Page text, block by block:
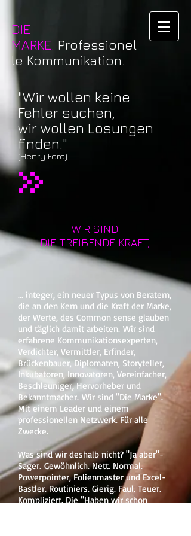
DIE
MARKE. Professionel
le Kommunikation.
"Wir wollen keine
Fehler suchen,
wir wollen Lösungen
finden."
(Henry Ford)
WIR SIND
DIE TREIBENDE KRAFT,
...
... integer, ein neuer Typus von Beratern,
die an den Kern und die Kraft der Marke,
der Werte, des Common sense glauben
und täglich damit arbeiten. Wir sind
erfahrene Kommunikationsexperten,
Verdichter, Vermittler, Erfinder,
Brückenbauer, Diplomaten, Storyteller,
Inkubatoren, Innovatoren, Vereinfacher,
Beschleuniger, Hervorheber und
Bekanntmacher. Wir sind "Die Marke".
Mit einem Leader und einem
professionellen Netzwerk. Für alle
Zwecke.
Was sind wir deshalb nicht? "Ja aber"-
Sager. Gewöhnlich. Nett. Normal.
Powerpointer, Folienmaster und Excel-
Bastler. Routiniers. Gierig. Faul. Teuer.
Kompliziert. Die "Haben wir schon